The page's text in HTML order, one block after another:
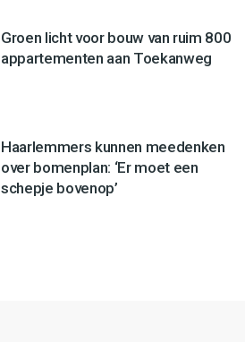
Groen licht voor bouw van ruim 800
appartementen aan Toekanweg
Haarlemmers kunnen meedenken
over bomenplan: ‘Er moet een
schepje bovenop’